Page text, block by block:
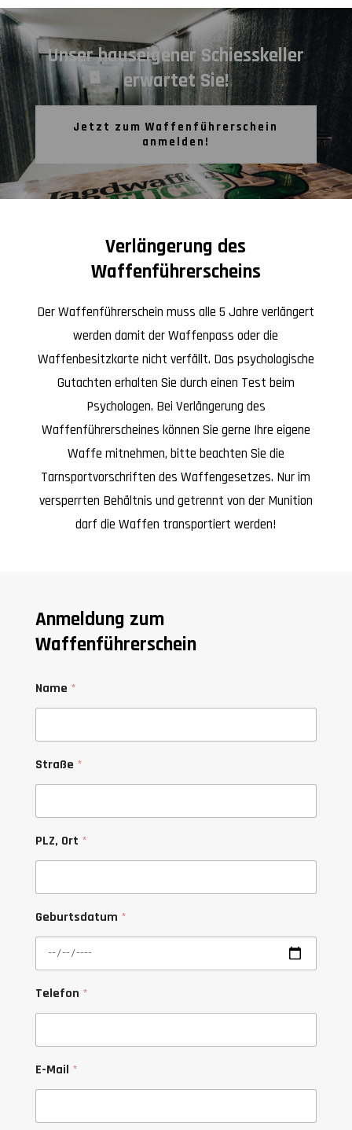
Unser hauseigener Schiesskeller
erwartet Sie!
Jetzt zum Waffenführerschein
anmelden!
Verlängerung des
Waffenführerscheins
Der Waffenführerschein muss alle 5 Jahre verlängert
werden damit der Waffenpass oder die
Waffenbesitzkarte nicht verfällt. Das psychologische
Gutachten erhalten Sie durch einen Test beim
Psychologen. Bei Verlängerung des
Waffenführerscheines können Sie gerne Ihre eigene
Waffe mitnehmen, bitte beachten Sie die
Tarnsportvorschriften des Waffengesetzes. Nur im
versperrten Behältnis und getrennt von der Munition
darf die Waffen transportiert werden!
Anmeldung zum
Waffenführerschein
Name *
Straße *
PLZ, Ort *
Geburtsdatum *
*
D
a
e
s
c
u
Telefon *
E-Mail *